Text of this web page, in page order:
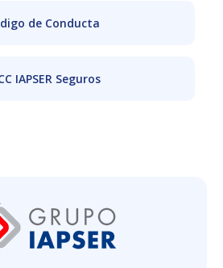
de Conducta
IAPSER Seguros